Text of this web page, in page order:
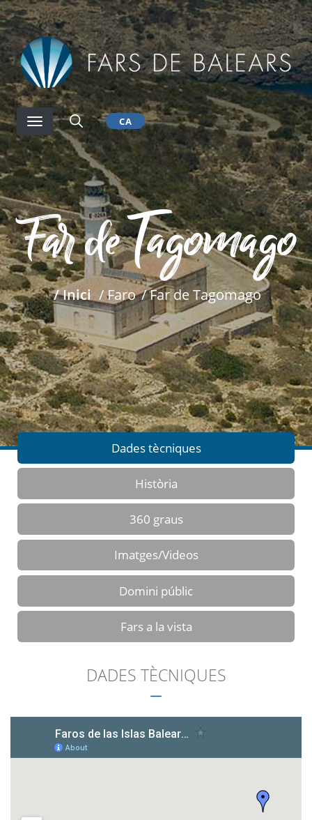
Vés
al
contingut
CA
Far de Tagomago
/ Inici / Faro / Far de Tagomago
Dades tècniques
Història
360 graus
Imatges/Videos
Domini públic
Fars a la vista
DADES TÈCNIQUES